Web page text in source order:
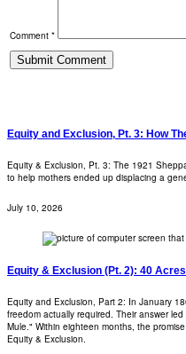
Comment *
Equity and Exclusion, Pt. 3: How
Equity & Exclusion, Pt. 3: The 1921
to help mothers ended up displacing a
July 10, 2026
Equity & Exclusion (Pt. 2): 40
Equity and Exclusion, Part 2: In January
freedom actually required. Their answer
Mule." Within eighteen months, the
Equity & Exclusion.